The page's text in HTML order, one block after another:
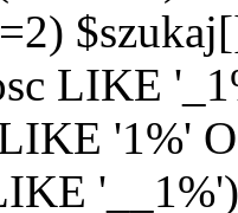
LIKE
'1%'